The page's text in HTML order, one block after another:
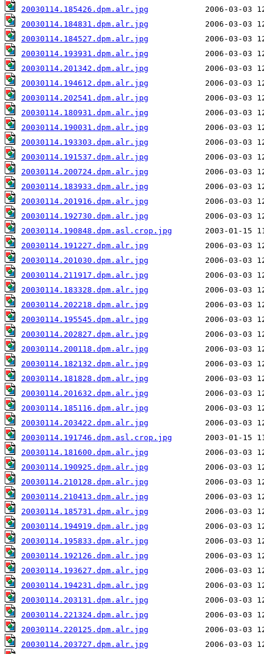
20030114.185426.dpm.alr.jpg
20030114.184831.dpm.alr.jpg
20030114.184527.dpm.alr.jpg
20030114.193931.dpm.alr.jpg
20030114.201342.dpm.alr.jpg
20030114.194612.dpm.alr.jpg
20030114.202541.dpm.alr.jpg
20030114.180931.dpm.alr.jpg
20030114.190031.dpm.alr.jpg
20030114.193303.dpm.alr.jpg
20030114.191537.dpm.alr.jpg
20030114.200724.dpm.alr.jpg
20030114.183933.dpm.alr.jpg
20030114.201916.dpm.alr.jpg
20030114.192730.dpm.alr.jpg
20030114.190848.dpm.asl.crop.jpg
20030114.191227.dpm.alr.jpg
20030114.201030.dpm.alr.jpg
20030114.211917.dpm.alr.jpg
20030114.183328.dpm.alr.jpg
20030114.202218.dpm.alr.jpg
20030114.195545.dpm.alr.jpg
20030114.202827.dpm.alr.jpg
20030114.200118.dpm.alr.jpg
20030114.182132.dpm.alr.jpg
20030114.181828.dpm.alr.jpg
20030114.201632.dpm.alr.jpg
20030114.185116.dpm.alr.jpg
20030114.203422.dpm.alr.jpg
20030114.191746.dpm.asl.crop.jpg
20030114.181600.dpm.alr.jpg
20030114.190925.dpm.alr.jpg
20030114.210128.dpm.alr.jpg
20030114.210413.dpm.alr.jpg
20030114.185731.dpm.alr.jpg
20030114.194919.dpm.alr.jpg
20030114.195833.dpm.alr.jpg
20030114.192126.dpm.alr.jpg
20030114.193627.dpm.alr.jpg
20030114.194231.dpm.alr.jpg
20030114.203131.dpm.alr.jpg
20030114.221324.dpm.alr.jpg
20030114.220125.dpm.alr.jpg
20030114.203727.dpm.alr.jpg